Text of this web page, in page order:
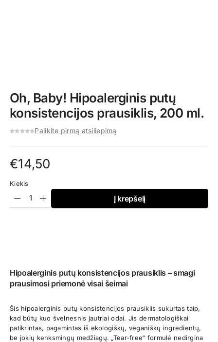
Oh, Baby! Hipoalerginis putų
konsistencijos prausiklis, 200 ml.
Palikite pirmą atsiliepimą
€14,50
Kiekis
Į krepšelį
Hipoalerginis putų konsistencijos prausiklis – smagi
prausimosi priemonė visai šeimai
Šis hipoalerginis putų konsistencijos prausiklis sukurtas taip,
kad būtų kuo švelnesnis jautriai odai. Jis dermatologiškai
patikrintas, pagamintas iš ekologiškų, veganiškų ingredientų,
be jokių kenksmingų medžiagų. „Tear-free“ formulė nedirgina